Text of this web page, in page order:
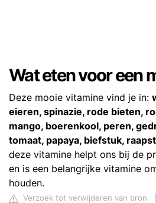
Wat eten voor een
Deze mooie vitamine vind je in:
eieren, spinazie, rode bieten,
mango, boerenkool, peren,
tomaat, papaya, biefstuk,
deze vitamine helpt ons bij de
en is een belangrijke vitamine
houden.
Verzoek tot verwijderen van bron